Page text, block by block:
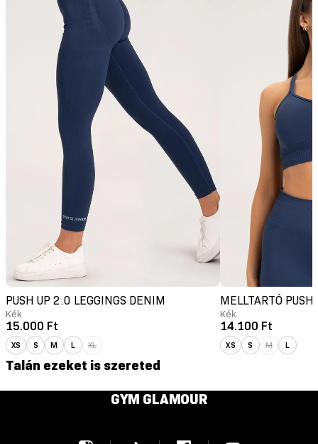
PUSH UP 2.0 LEGGINGS DENIM
Kék
15.000 Ft
XS S M L XL
MELLTARTÓ
Kék
14.100 Ft
XS S M L
Talán ezeket is szereted
GYM GLAMOUR